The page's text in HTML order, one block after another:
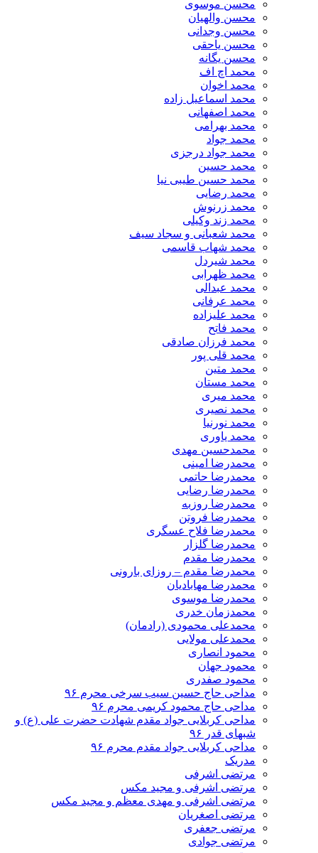
محسن موسوی
محسن والهیان
محسن وجدانی
محسن یاحقی
محسن یگانه
محمد اچ اف
محمد اخوان
محمد اسماعیل زاده
محمد اصفهانی
محمد بهرامی
محمد جواد
محمد جواد درجزی
محمد حسین
محمد حسین طیبی نیا
محمد رضایی
محمد زرنوش
محمد زند وکیلی
محمد شعبانی و سجاد سیف
محمد شهاب قاسمی
​محمد شیردل
محمد ظهرابی
محمد عبدالی
محمد عرفانی
محمد علیزاده
محمد فاتح
محمد فرزان صادقی
محمد قلی پور
محمد متین
محمد مستان
محمد میری
محمد نصیری
محمد نورنیا
محمد یاوری
محمدحسین مهدی
محمدرضا امینی
محمدرضا حاتمی
محمدرضا رضایی
محمدرضا روزبه
محمدرضا فروتن
محمدرضا فلاح عسگری
محمدرضا گلزار
محمدرضا مقدم
محمدرضا مقدم – روزای بارونی
محمدرضا مهابادیان
محمدرضا موسوی
محمدزمان خدری
محمدعلی محمودی (رادمان)
محمدعلی مولایی
محمود انصاری
محمود جهان
محمود صفدری
مداحی حاج حسین سیب سرخی محرم ۹۶
مداحی حاج محمود کریمی محرم ۹۶
مداحی کربلایی جواد مقدم شهادت حضرت علی (ع) و
شبهای قدر ۹۶
مداحی کربلایی جواد مقدم محرم ۹۶
مدریک
مرتضی اشرفی
مرتضی اشرفی و مجید مکس
مرتضی اشرفی و مهدی معظم و مجید مکس
مرتضی اصغریان
مرتضی جعفری
مرتضی جوادی